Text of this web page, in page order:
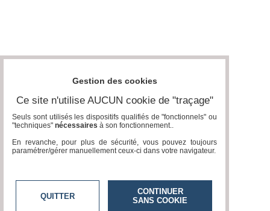
Gestion des cookies
Ce site n'utilise AUCUN cookie de "traçage"
Seuls sont utilisés les dispositifs qualifiés de "fonctionnels" ou
"techniques" nécessaires à son fonctionnement..
En revanche, pour plus de sécurité, vous pouvez toujours
paramétrer/gérer manuellement ceux-ci dans votre navigateur.
QUITTER
CONTINUER
SANS COOKIE